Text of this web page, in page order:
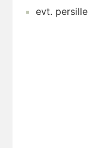
evt. persille